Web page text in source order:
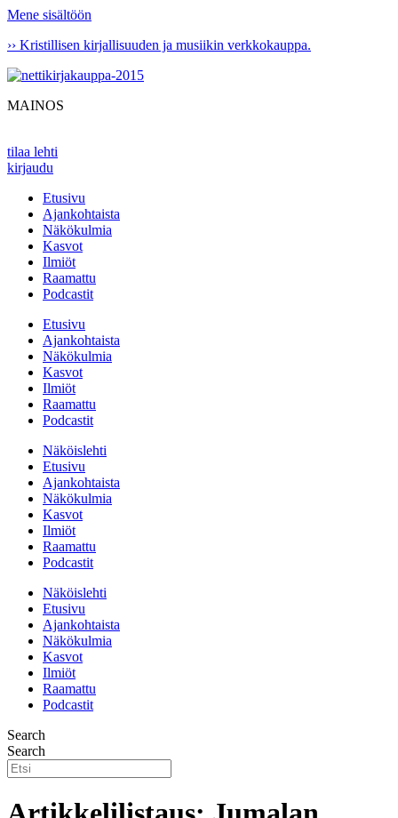
Mene sisältöön
›› Kristillisen kirjallisuuden ja musiikin verkkokauppa.
MAINOS
tilaa lehti
kirjaudu
Etusivu
Ajankohtaista
Näkökulmia
Kasvot
Ilmiöt
Raamattu
Podcastit
Etusivu
Ajankohtaista
Näkökulmia
Kasvot
Ilmiöt
Raamattu
Podcastit
Näköislehti
Etusivu
Ajankohtaista
Näkökulmia
Kasvot
Ilmiöt
Raamattu
Podcastit
Näköislehti
Etusivu
Ajankohtaista
Näkökulmia
Kasvot
Ilmiöt
Raamattu
Podcastit
Search
Search